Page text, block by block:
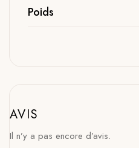
Poids
AVIS
Il n’y a pas encore d’avis.